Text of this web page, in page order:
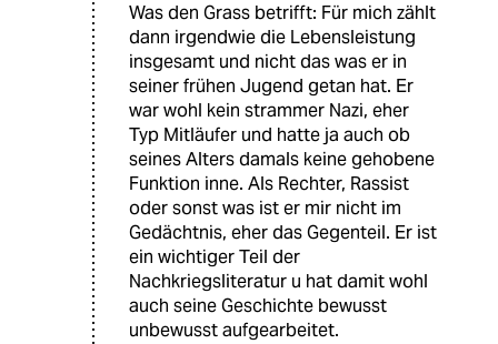
Was den Grass betrifft: Für mich zählt
dann irgendwie die Lebensleistung
insgesamt und nicht das was er in
seiner frühen Jugend getan hat. Er
war wohl kein strammer Nazi, eher
Typ Mitläufer und hatte ja auch ob
seines Alters damals keine gehobene
Funktion inne. Als Rechter, Rassist
oder sonst was ist er mir nicht im
Gedächtnis, eher das Gegenteil. Er ist
ein wichtiger Teil der
Nachkriegsliteratur u hat damit wohl
auch seine Geschichte bewusst
unbewusst aufgearbeitet.